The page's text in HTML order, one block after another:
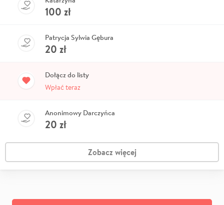
100 zł
Patrycja Sylwia Gębura
20 zł
Dołącz do listy
Wpłać teraz
Anonimowy Darczyńca
20 zł
Zobacz więcej